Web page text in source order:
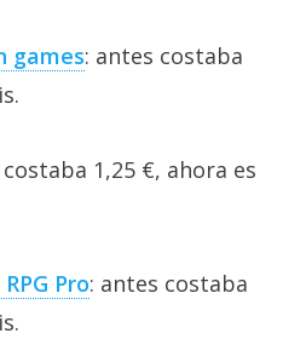
games: antes costaba
1,25 €, ahora es
Pro: antes costaba